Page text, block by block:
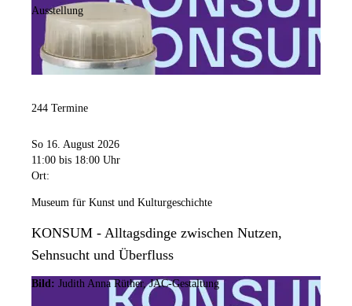
Ausstellung
244 Termine
So 16. August 2026
11:00 bis 18:00 Uhr
Ort:
Museum für Kunst und Kulturgeschichte
KONSUM - Alltagsdinge zwischen Nutzen,
Sehnsucht und Überfluss
Bild: Judith Anna Rüther, JAC-Gestaltung